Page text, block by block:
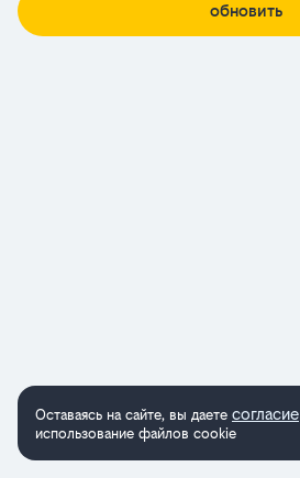
обновить
Оставаясь на сайте, вы даете согласие
использование файлов cookie